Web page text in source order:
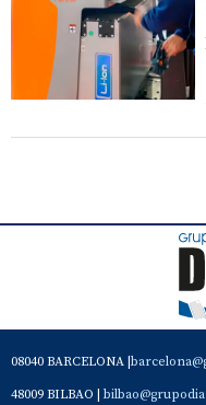
08040 BARCELONA |
48009 BILBAO |